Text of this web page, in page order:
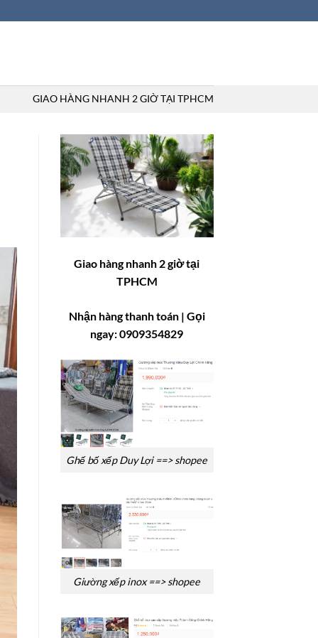
GIAO HÀNG NHANH 2 GIỜ TẠI TPHCM
Giao hàng nhanh 2 giờ tại
TPHCM
Nhận hàng thanh toán | Gọi
ngay: 0909354829
Ghế bố xếp Duy Lợi ==> shopee
Giường xếp inox ==> shopee